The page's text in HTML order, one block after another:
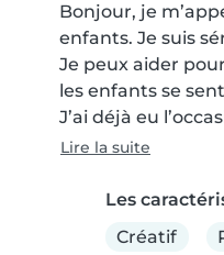
Bonjour, je
enfants. Je suis
Je peux aider
les enfants se
J’ai déjà eu
Lire la suite
Les
Créatif